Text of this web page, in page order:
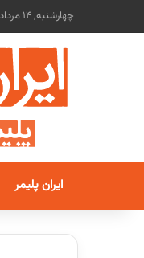
چهارشنبه, 14 مرداد 1405
ایران پلیمر